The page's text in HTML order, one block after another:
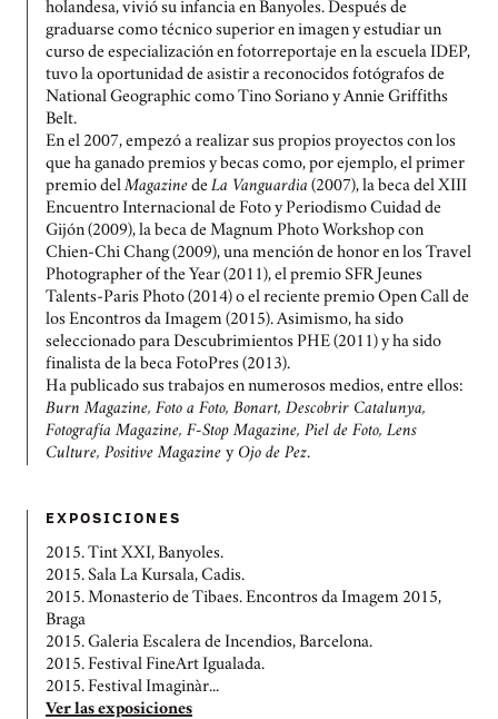
holandesa, vivió su infancia en Banyoles. Después de
graduarse como técnico superior en imagen y estudiar un
curso de especialización en fotorreportaje en la escuela IDEP,
tuvo la oportunidad de asistir a reconocidos fotógrafos de
National Geographic como Tino Soriano y Annie Griffiths
Belt.
En el 2007, empezó a realizar sus propios proyectos con los
que ha ganado premios y becas como, por ejemplo, el primer
premio delMagazine de La Vanguardia (2007), la beca del XIII
Encuentro Internacional de Foto y Periodismo Cuidad de
Gijón (2009), la beca de Magnum Photo Workshop con
Chien-Chi Chang (2009), una mención de honor en los Travel
Photographer of the Year (2011), el premio SFR Jeunes
Talents-Paris Photo (2014) o el reciente premio Open Call de
los Encontros da Imagem (2015). Asimismo, ha sido
seleccionado para Descubrimientos PHE (2011) y ha sido
finalista de la beca FotoPres (2013).
Ha publicado sus trabajos en numerosos medios, entre ellos:
Burn Magazine, Foto a Foto, Bonart, Descobrir Catalunya,
Fotografía Magazine, F-Stop Magazine, Piel de Foto, Lens
Culture, Positive Magazine yOjo de Pez.
EXPOSICIONES
2015. Tint XXI, Banyoles.
2015. Sala La Kursala, Cadis.
2015. Monasterio de Tibaes. Encontros da Imagem 2015,
Braga
2015. Galeria Escalera de Incendios, Barcelona.
2015. Festival FineArt Igualada.
2015. Festival Imaginàr...
Ver las exposiciones